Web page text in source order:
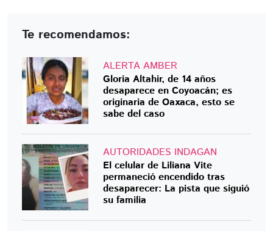
Te recomendamos:
ALERTA AMBER
Gloria Altahir, de 14 años
desaparece en Coyoacán; es
originaria de Oaxaca, esto se
sabe del caso
AUTORIDADES INDAGAN
El celular de Liliana Vite
permaneció encendido tras
desaparecer: La pista que siguió
su familia